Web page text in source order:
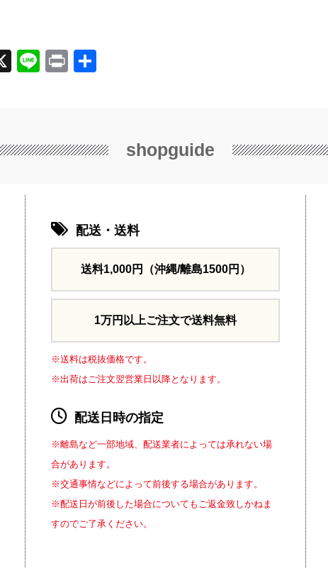
X
Li
Pr
shopguide
配送・送料
送料1,000円 （沖縄/離島1500円）
1万円以上ご注文で送料無料
※送料は税抜価格です。
※出荷はご注文翌営業日以降となります。
配送日時の指定
※離島など一部地域、配送業者によっては承れない場
合があります。
※交通事情などによって前後する場合があります。
※配送日が前後した場合についてもご返金致しかねま
すのでご了承ください。